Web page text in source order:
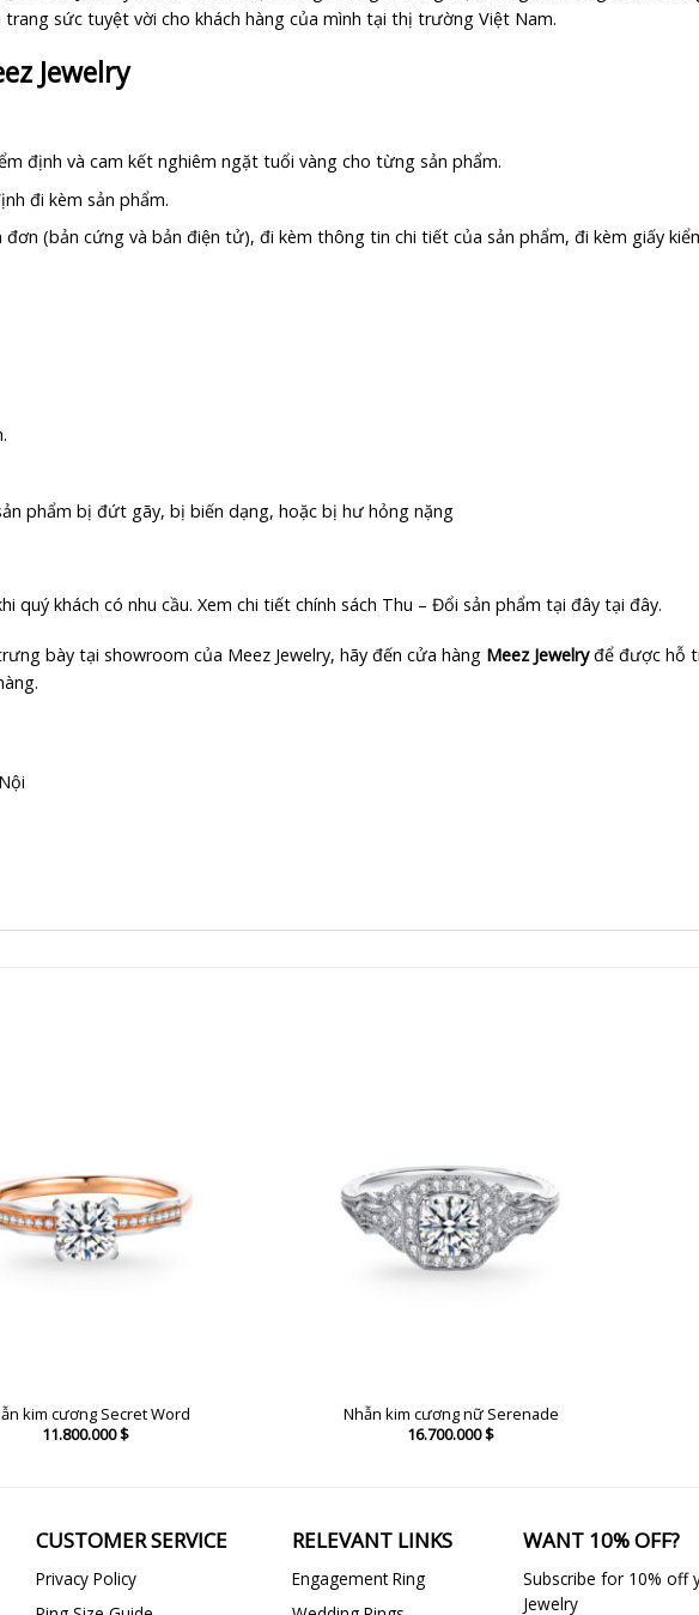
sức tuyệt vời cho khách hàng của mình tại thị trường Việt Nam.
Jewelry
định và cam kết nghiêm ngặt tuổi vàng cho từng sản phẩm.
đi kèm sản phẩm.
(bản cứng và bản điện tử), đi kèm thông tin chi tiết của sản phẩm, đi kèm giấy
phẩm bị đứt gãy, bị biến dạng, hoặc bị hư hỏng nặng
quý khách có nhu cầu. Xem chi tiết chính sách Thu – Đổi sản phẩm tại đây tại đây.
bày tại showroom của Meez Jewelry, hãy đến cửa hàng Meez Jewelryđể được hỗ
kim cương Secret Word
11.800.000$
Nhẫn kim cương nữ Serenade
16.700.000$
CUSTOMER SERVICE
Privacy Policy
RELEVANT LINKS
Engagement Ring
WANT 10% OFF?
Subscribe for 10% off
Jewelry